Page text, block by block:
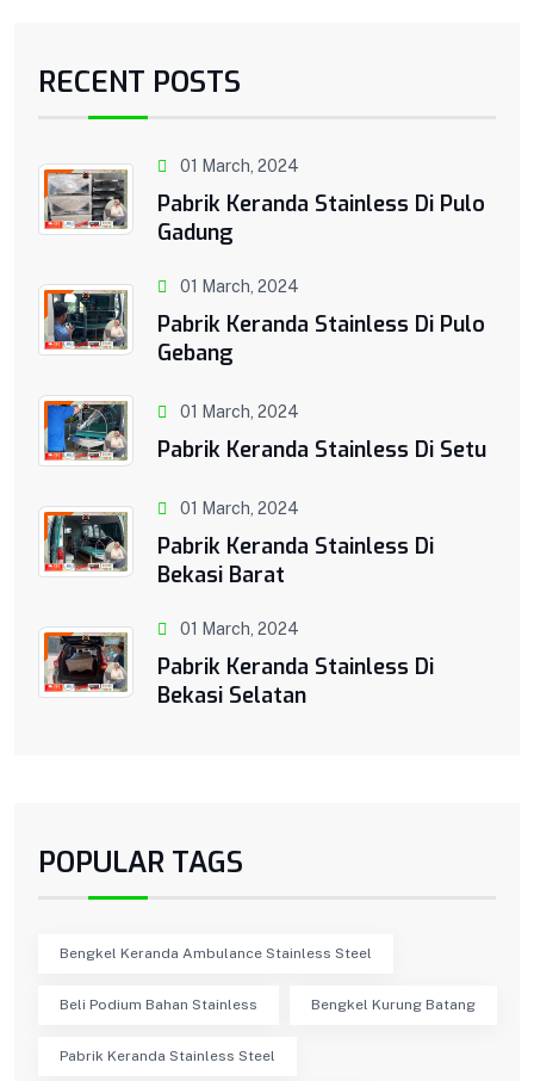
RECENT POSTS
01 March, 2024
Pabrik Keranda Stainless Di Pulo
Gadung
01 March, 2024
Pabrik Keranda Stainless Di Pulo
Gebang
01 March, 2024
Pabrik Keranda Stainless Di Setu
01 March, 2024
Pabrik Keranda Stainless Di
Bekasi Barat
01 March, 2024
Pabrik Keranda Stainless Di
Bekasi Selatan
POPULAR TAGS
Bengkel Keranda Ambulance Stainless Steel
Beli Podium Bahan Stainless Bengkel Kurung Batang
Pabrik Keranda Stainless Steel